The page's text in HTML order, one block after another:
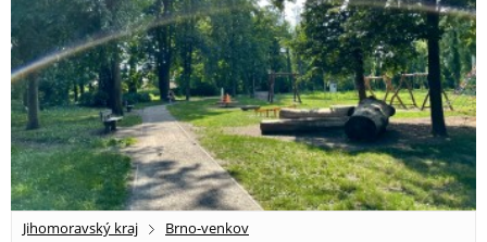
Jihomoravský kraj Brno-venkov